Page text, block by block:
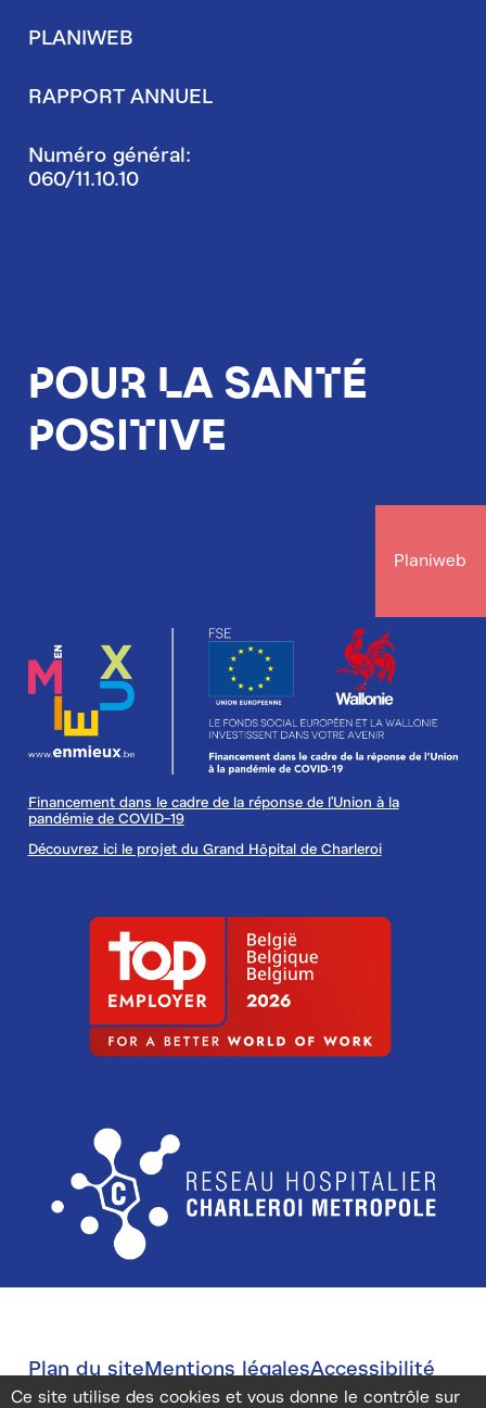
PLANIWEB
RAPPORT ANNUEL
Numéro général:
060/11.10.10
Pour la santé
positive
Planiweb
Financement dans le cadre de la réponse de l'Union à la
pandémie de COVID-19
Découvrez ici le projet du Grand Hôpital de Charleroi
Plan du siteMentions légalesAccessibilité
Gestion des cookies
Ce site utilise des cookies et vous donne le contrôle sur